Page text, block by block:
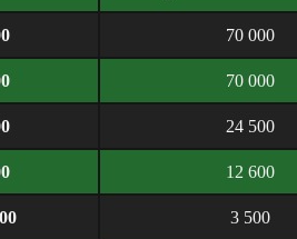
70 000
70 000
24 500
12 600
3 500